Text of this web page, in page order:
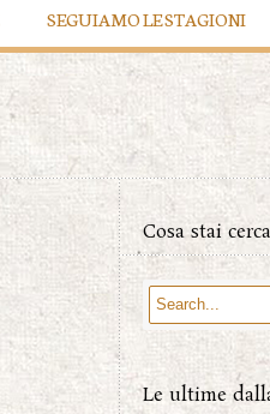
SEGUIAMO LE STAGIONI
Cosa stai
Le ultime